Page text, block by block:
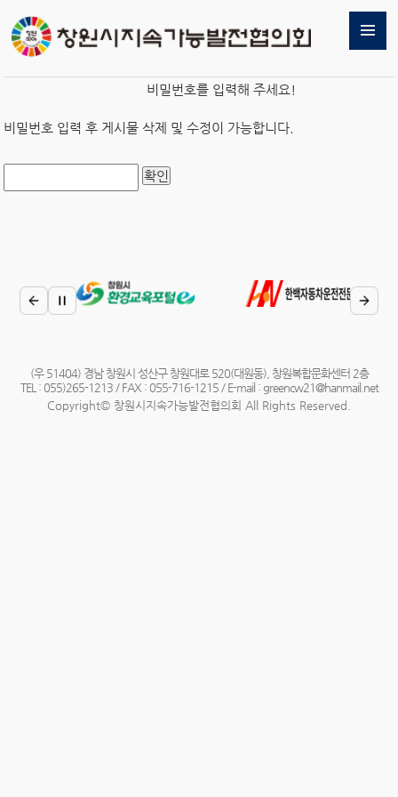
비밀번호를 입력해 주세요!
비밀번호 입력 후 게시물 삭제 및 수정이 가능합니다.
(우 51404) 경남 창원시 성산구 창원대로 520(대원동), 창원복합문화센터 2층
TEL : 055)265-1213 / FAX : 055-716-1215 / E-mail : greencw21@hanmail.net
Copyright© 창원시지속가능발전협의회 All Rights Reserved.